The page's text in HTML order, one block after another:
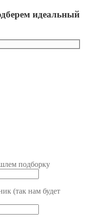
идеальный
подборку
(так нам будет